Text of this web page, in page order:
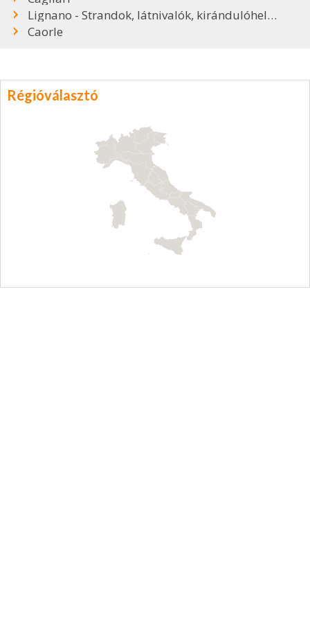
Lignano - Strandok, látnivalók, kirándulóhelyek
Caorle
Régióválasztó